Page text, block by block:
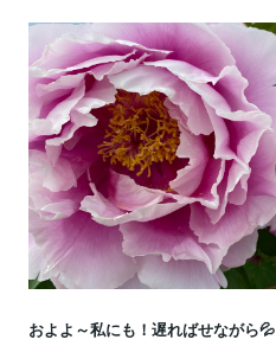
およよ～私にも！遅ればせながら💦